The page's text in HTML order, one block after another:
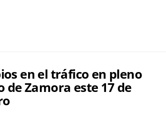
en el tráfico en pleno
de Zamora este 17 de